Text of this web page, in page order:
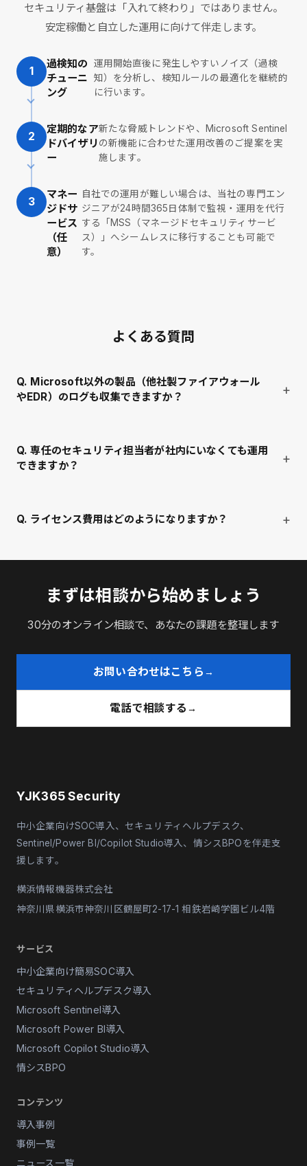
セキュリティ基盤は「入れて終わり」ではありません。
安定稼働と自立した運用に向けて伴走します。
1
過検知の
チューニ
ング
運用開始直後に発生しやすいノイズ（過検
知）を分析し、検知ルールの最適化を継続的
に行います。
2
定期的なア
ドバイザリ
ー
新たな脅威トレンドや、Microsoft Sentinel
の新機能に合わせた運用改善のご提案を実
施します。
3
マネー
ジドサ
ービス
（任
意）
自社での運用が難しい場合は、当社の専門エン
ジニアが24時間365日体制で監視・運用を代行
する「MSS（マネージドセキュリティサービ
ス）」へシームレスに移行することも可能で
す。
よくある質問
Q. Microsoft以外の製品（他社製ファイアウォール
やEDR）のログも収集できますか？
Q. 専任のセキュリティ担当者が社内にいなくても運用
できますか？
Q. ライセンス費用はどのようになりますか？
まずは相談から始めましょう
30分のオンライン相談で、あなたの課題を整理します
お問い合わせはこちら
電話で相談する
YJK365 Security
中小企業向けSOC導入、セキュリティヘルプデスク、
Sentinel/Power BI/Copilot Studio導入、情シスBPOを伴走支
援します。
横浜情報機器株式会社
神奈川県横浜市神奈川区鶴屋町2-17-1 相鉄岩崎学園ビル4階
サービス
中小企業向け簡易SOC導入
セキュリティヘルプデスク導入
Microsoft Sentinel導入
Microsoft Power BI導入
Microsoft Copilot Studio導入
情シスBPO
コンテンツ
導入事例
事例一覧
ニュース一覧